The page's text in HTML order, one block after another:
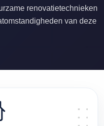
renovatietechnieken
van deze